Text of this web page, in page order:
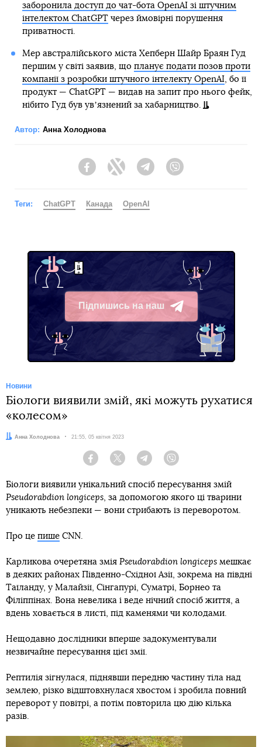
заборонила доступ до чат-бота OpenAI зі штучним
інтелектом ChatGPTчерез ймовірні порушення
приватності.
Мер австралійського міста Хепберн Шайр Браян Гуд
першим у світі заявив, що планує подати позов проти
компанії з розробки штучного інтелекту OpenAI, бо її
продукт — ChatGPT — видав на запит про нього фейк,
нібито Гуд був увʼязнений за хабарництво.
Автор: Анна Холоднова
FacebookTwitter Telegram
Теги: ChatGPT Канада OpenAI
Підпишись на наш
Telegram
Новини
Біологи виявили змій, які можуть рухатися
«колесом»
Автор:
Анна Холоднова Дата:
21:55, 05 квітня 2023
Facebook Twitter Telegram
Біологи виявили унікальний спосіб пересування змій
Pseudorabdion longiceps , за допомогою якого ці тварини
уникають небезпеки — вони стрибають із переворотом.
Про це пише CNN.
Карликова очеретяна змія Pseudorabdion longiceps мешкає
в деяких районах Південно-Східної Азії, зокрема на півдні
Таїланду, у Малайзії, Сінгапурі, Суматрі, Борнео та
Філіппінах. Вона невелика і веде нічний спосіб життя, а
вдень ховається в листі, під каменями чи колодами.
Нещодавно дослідники вперше задокументували
незвичайне пересування цієї змії.
Рептилія зігнулася, піднявши передню частину тіла над
землею, різко відштовхнулася хвостом і зробила повний
переворот у повітрі, а потім повторила цю дію кілька
разів.